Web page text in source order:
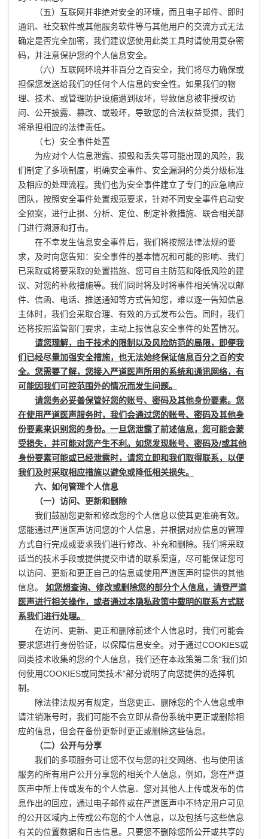
（五）互联网并非绝对安全的环境，而且电子邮件、即时
通讯、社交软件或其他服务软件等与其他用户的交流方式无法
确定是否完全加密，我们建议您使用此类工具时请使用复杂密
码，并注意保护您的个人信息安全。
（六）互联网环境并非百分之百安全，我们将尽力确保或
担保您发送给我们的任何个人信息的安全性。如果我们的物
理、技术、或管理防护设施遭到破坏，导致信息被非授权访
问、公开披露、篡改、或毁坏，导致您的合法权益受损，我们
将承担相应的法律责任。
（七）安全事件处置
为应对个人信息泄露、损毁和丢失等可能出现的风险，我
们制定了多项制度，明确安全事件、安全漏洞的分类分级标准
及相应的处理流程。我们也为安全事件建立了专门的应急响应
团队，按照安全事件处置规范要求，针对不同安全事件启动安
全预案，进行止损、分析、定位、制定补救措施、联合相关部
门进行溯源和打击。
在不幸发生信息安全事件后，我们将按照法律法规的要
求，及时向您告知：安全事件的基本情况和可能的影响、我们
已采取或将要采取的处置措施、您可自主防范和降低风险的建
议、对您的补救措施等。我们同时将及时将事件相关情况以邮
件、信函、电话、推送通知等方式告知您，难以逐一告知信息
主体时，我们会采取合理、有效的方式发布公告。同时，我们
还将按照监管部门要求，主动上报信息安全事件的处置情况。
请您理解，由于技术的限制以及风险防范的局限，即便我
们已经尽量加强安全措施，也无法始终保证信息百分之百的安
全。您需要了解，您接入严道医声所用的系统和通讯网络，有
可能因我们可控范围外的情况而发生问题。
请您务必妥善保管好您的账号、密码及其他身份要素。您
在使用严道医声服务时，我们会通过您的账号、密码及其他身
份要素来识别您的身份。一旦您泄露了前述信息，您可能会蒙
受损失，并可能对您产生不利。如您发现账号、密码及/或其他
身份要素可能或已经泄露时，请您立即和我们取得联系，以便
我们及时采取相应措施以避免或降低相关损失。
六、如何管理个人信息
（一）访问、更新和删除
我们鼓励您更新和修改您的个人信息以使其更准确有效。
您能通过严道医声访问您的个人信息，并根据对应信息的管理
方式自行完成或要求我们进行修改、补充和删除。我们将采取
适当的技术手段或提供提交申请的联系渠道，尽可能保证您可
以访问、更新和更正自己的信息或使用严道医声时提供的其他
信息。 如您想查询、修改或删除您的部分个人信息，请登严道
医声进行相关操作，或者通过本隐私政策中载明的联系方式联
系我们进行处理。
在访问、更新、更正和删除前述个人信息时，我们可能会
要求您进行身份验证，以保障信息安全。对于通过COOKIES或
同类技术收集的您的个人信息，我们还在本政策第二条“我们如
何使用COOKIES或同类技术”部分说明了向您提供的选择机
制。
除法律法规另有规定，当您更正、删除您的个人信息或申
请注销账号时，我们可能不会立即从备份系统中更正或删除相
应的信息，但会在备份更新时更正或删除这些信息。
（二）公开与分享
我们的多项服务可让您不仅与您的社交网络、也与使用该
服务的所有用户公开分享您的相关个人信息，例如，您在严道
医声中所上传或发布的个人信息、您对其他人上传或发布的信
息作出的回应，通过电子邮件或在严道医声中不特定用户可见
的公开区域内上传或公布您的个人信息，以及包括与这些信息
有关的位置数据和日志信息。只要您不删除您所公开或共享的